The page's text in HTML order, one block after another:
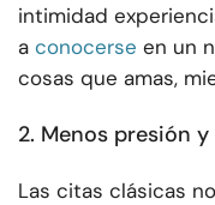
intimidad
a conocerse en un
cosas que amas,
2. Menos presión
Las citas clásicas